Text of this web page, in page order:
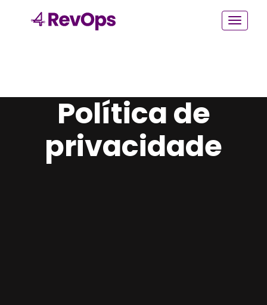
Política de
privacidade